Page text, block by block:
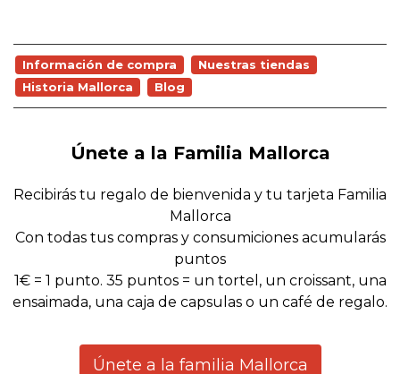
Información de compra
Nuestras tiendas
Historia Mallorca
Blog
Únete a la Familia Mallorca
Recibirás tu regalo de bienvenida y tu tarjeta Familia
Mallorca
Con todas tus compras y consumiciones acumularás
puntos
1€ = 1 punto. 35 puntos = un tortel, un croissant, una
ensaimada, una caja de capsulas o un café de regalo.
Únete a la familia Mallorca